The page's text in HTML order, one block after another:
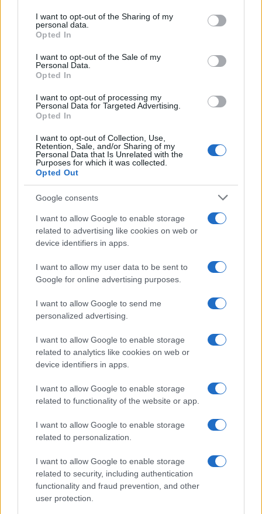
not limited to your visit or usage behaviour. You may click to
grant or deny consent to Google and its third-party tags to
use your data for below specified purposes in below Google
consent section.
I want to opt-out of the Sharing of my
personal data.
Opted In
I want to opt-out of the Sale of my
Personal Data.
Opted In
I want to opt-out of processing my
Personal Data for Targeted Advertising.
Opted In
I want to opt-out of Collection, Use,
Retention, Sale, and/or Sharing of my
Personal Data that Is Unrelated with the
Purposes for which it was collected.
Opted Out
Google consents
I want to allow Google to enable storage
related to advertising like cookies on web or
device identifiers in apps.
I want to allow my user data to be sent to
Google for online advertising purposes.
I want to allow Google to send me
personalized advertising.
I want to allow Google to enable storage
related to analytics like cookies on web or
device identifiers in apps.
I want to allow Google to enable storage
related to functionality of the website or app.
I want to allow Google to enable storage
related to personalization.
I want to allow Google to enable storage
related to security, including authentication
functionality and fraud prevention, and other
user protection.
Noticias jurídicas y jurisprudencia
ICAM CGPJ MINISTERIO DE JUSTICIA
No te pierdas nada, suscríbete a
Confilegal
Secciones
Mundo
Judicial
Tribunales
Sectores
Profesionales
Firmas
Confilegal
Quiénes
somos
Contacto
Política de
privacidad
Cookies
Contáctanos
redaccion@confilegal.com
626 044 615